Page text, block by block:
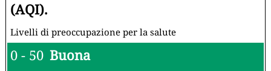
(AQI).
Livelli di preoccupazione per la salute
0 - 50 Buona